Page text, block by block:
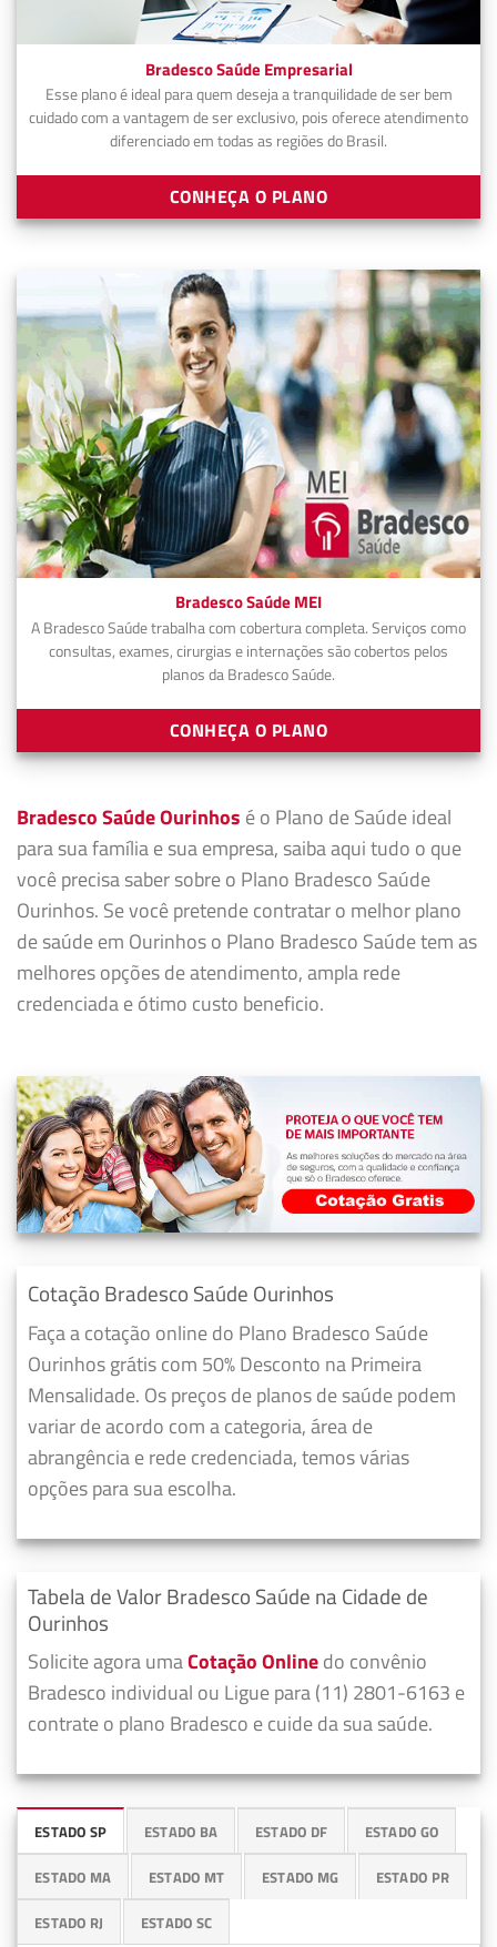
Bradesco Saúde Empresarial
Esse plano é ideal para quem deseja a tranquilidade de ser bem
cuidado com a vantagem de ser exclusivo, pois oferece atendimento
diferenciado em todas as regiões do Brasil.
CONHEÇA O PLANO
Bradesco Saúde MEI
A Bradesco Saúde trabalha com cobertura completa. Serviços como
consultas, exames, cirurgias e internações são cobertos pelos
planos da Bradesco Saúde.
CONHEÇA O PLANO
Bradesco Saúde Ourinhos é o Plano de Saúde ideal
para sua família e sua empresa, saiba aqui tudo o que
você precisa saber sobre o Plano Bradesco Saúde
Ourinhos. Se você pretende contratar o melhor plano
de saúde em Ourinhos o Plano Bradesco Saúde tem as
melhores opções de atendimento, ampla rede
credenciada e ótimo custo beneficio.
Cotação Bradesco Saúde Ourinhos
Faça a cotação online do Plano Bradesco Saúde
Ourinhos grátis com 50% Desconto na Primeira
Mensalidade. Os preços de planos de saúde podem
variar de acordo com a categoria, área de
abrangência e rede credenciada, temos várias
opções para sua escolha.
Tabela de Valor Bradesco Saúde na Cidade de
Ourinhos
Solicite agora umaCotação Onlinedo convênio
Bradesco individual ou Ligue para (11) 2801-6163 e
contrate o plano Bradesco e cuide da sua saúde.
ESTADO SP ESTADO BA ESTADO DF ESTADO GO
ESTADO MA ESTADO MT ESTADO MG ESTADO PR
ESTADO RJ ESTADO SC